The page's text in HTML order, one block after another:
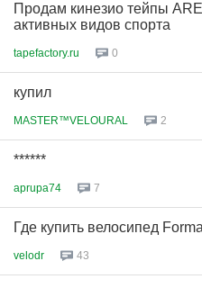
Продам кинезио тейпы
активных видов спорта
tapefactory.ru 0
купил
MASTER™VELOURAL 2
******
aprupa74 7
Где купить велосипед
velodr 43